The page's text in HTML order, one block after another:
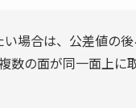
場合は、公差値の後
数の面が同一面上に